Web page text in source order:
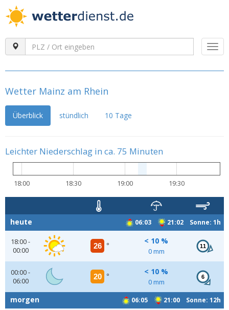
Wetter Mainz am Rhein
Überblick stündlich 10 Tage
Leichter Niederschlag in ca. 75 Minuten
18:00 18:30 19:00 19:30
06:03 21:02 Sonne: 1h
heute
18:00 -
00:00
26 °
< 10 %
0 mm
11
00:00 -
06:00
20 °
< 10 %
0 mm
6
06:05 21:00 Sonne: 12h
morgen